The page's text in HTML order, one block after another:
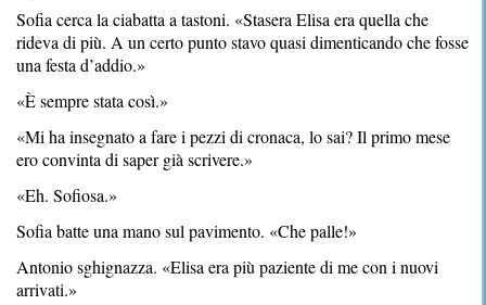
Sofia cerca la ciabatta a tastoni. «Stasera Elisa era quella che
rideva di più. A un certo punto stavo quasi dimenticando che fosse
una festa d’addio.»
«È sempre stata così.»
«Mi ha insegnato a fare i pezzi di cronaca, lo sai? Il primo mese
ero convinta di saper già scrivere.»
«Eh. Sofiosa.»
Sofia batte una mano sul pavimento. «Che palle!»
Antonio sghignazza. «Elisa era più paziente di me con i nuovi
arrivati.»